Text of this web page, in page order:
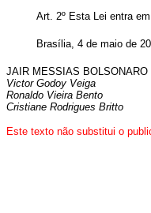
Art. 2º Esta Lei entra
Brasília, 4 de maio de
JAIR MESSIAS BOLSONARO
Victor Godoy Veiga
Ronaldo Vieira Bento
Cristiane Rodrigues Britto
Este texto não substitui o